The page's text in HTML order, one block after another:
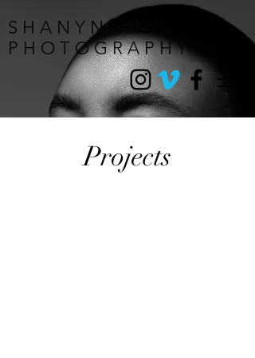
S H A N Y N F I S K E
P H O T O G R A P H Y
Projects